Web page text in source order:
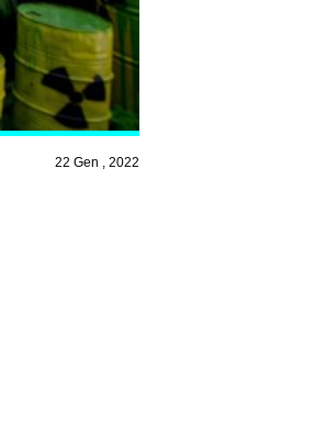
22 Gen , 2022